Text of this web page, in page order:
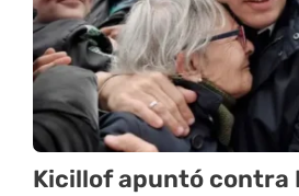
Kicillof apuntó contra